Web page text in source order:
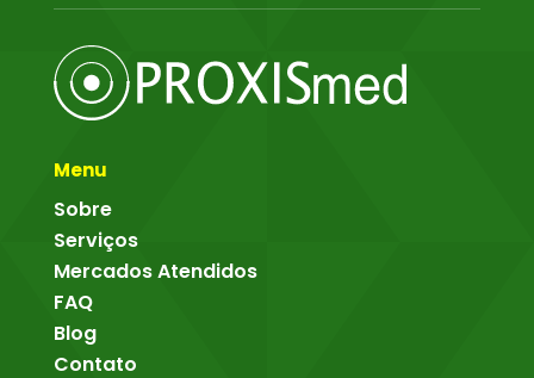
Menu
Sobre
Serviços
Mercados Atendidos
FAQ
Blog
Contato